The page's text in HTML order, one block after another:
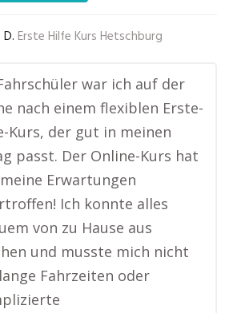
Erste Hilfe Kurs Hetschburg
war ich auf der
nach einem flexiblen Erste-
Kurs, der gut in meinen
passt. Der Online-Kurs hat
Erwartungen
Ich konnte alles
von zu Hause aus
und musste mich nicht
Fahrzeiten oder